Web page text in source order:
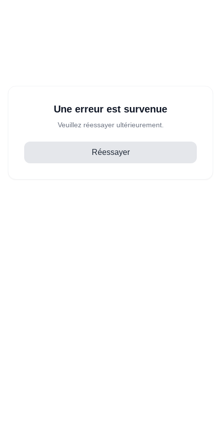
Une erreur est survenue
Veuillez réessayer ultérieurement.
Réessayer